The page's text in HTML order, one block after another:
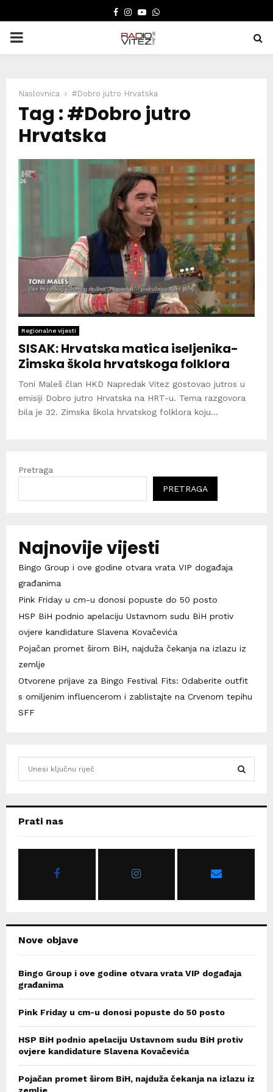
FACEBOOK
INSTAGRAM
YOUTUBE
WHATSAPP
PRIMARY
Naslovnica #Dobro jutro Hrvatska
Tag : #Dobro jutro
Hrvatska
Regionalne vijesti
SISAK: Hrvatska matica iseljenika-
Zimska škola hrvatskoga folklora
Toni Maleš član HKD Napredak Vitez gostovao jutros u
emisiji Dobro jutro Hrvatska na HRT-u. Tema razgovora
bila je 32. Zimska škola hrvatskog folklora koju...
Pretraga
PRETRAGA
Najnovije vijesti
Bingo Group i ove godine otvara vrata VIP događaja
građanima
Pink Friday u cm-u donosi popuste do 50 posto
HSP BiH podnio apelaciju Ustavnom sudu BiH protiv
ovjere kandidature Slavena Kovačevića
Pojačan promet širom BiH, najduža čekanja na izlazu iz
zemlje
Otvorene prijave za Bingo Festival Fits: Odaberite outfit
s omiljenim influencerom i zablistajte na Crvenom tepihu
SFF
hPrati nas
Nove objave
Bingo Group i ove godine otvara vrata VIP događaja
građanima
Pink Friday u cm-u donosi popuste do 50 posto
HSP BiH podnio apelaciju Ustavnom sudu BiH protiv
ovjere kandidature Slavena Kovačevića
Pojačan promet širom BiH, najduža čekanja na izlazu iz
zemlje